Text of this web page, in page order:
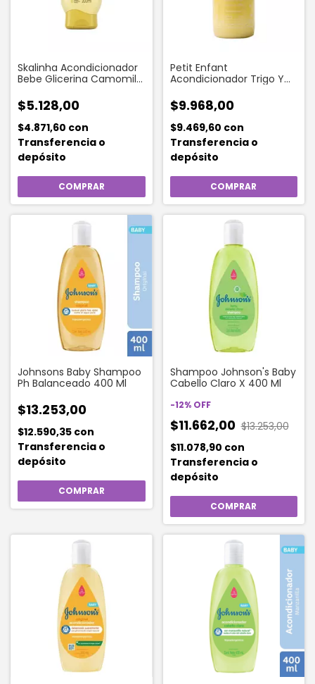
Skalinha Acondicionador
Bebe Glicerina Camomila
$5.128,00
$4.871,60 con
Transferencia o
depósito
Petit Enfant
Acondicionador Trigo Y
$9.968,00
$9.469,60 con
Transferencia o
depósito
Johnsons Baby Shampoo
Ph Balanceado 400 Ml
$13.253,00
$12.590,35 con
Transferencia o
depósito
Shampoo Johnson's Baby
Cabello Claro X 400 Ml
-12% OFF
$11.662,00 $13.253,00
$11.078,90 con
Transferencia o
depósito